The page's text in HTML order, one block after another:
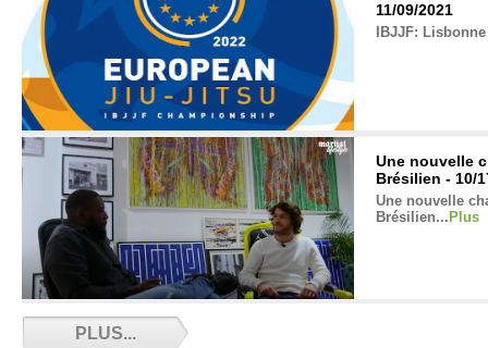
11/09/2021
IBJJF:
Une nouvelle
Brésilien - 10/
Une nouvelle
Brésilien... Plus
PLUS...